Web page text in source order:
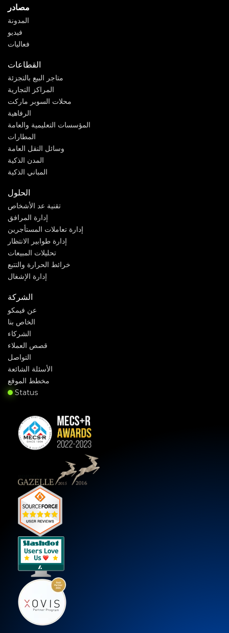
مصادر
المدونة
فيديو
فعاليات
القطاعات
متاجر البيع بالتجزئة
المراكز التجارية
محلات السوبر ماركت
الرفاهية
المؤسسات التعليمية والعامة
المطارات
وسائل النقل العامة
المدن الذكية
المباني الذكية
الحلول
تقنية عد الأشخاص
إدارة المرافق
إدارة تعاملات المستأجرين
إدارة طوابير الانتظار
تحليلات المبيعات
خرائط الحرارة والتتبع
إدارة الإشغال
الشركة
عن فيمكو
الخاص بنا
الشركاء
قصص العملاء
التواصل
الأسئلة الشائعة
مخطط الموقع
Status